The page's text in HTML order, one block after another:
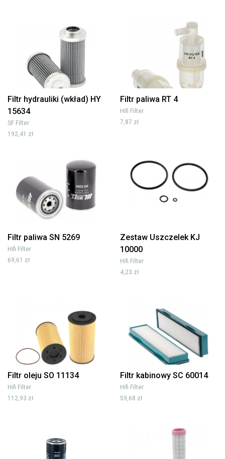
Filtr hydrauliki (wkład) HY
15634
SF Filter
192,41 zł
Filtr paliwa RT 4
Hifi Filter
7,87 zł
Filtr paliwa SN 5269
Hifi Filter
69,61 zł
Zestaw Uszczelek KJ
10000
Hifi Filter
4,23 zł
Filtr oleju SO 11134
Hifi Filter
112,93 zł
Filtr kabinowy SC 60014
Hifi Filter
59,68 zł